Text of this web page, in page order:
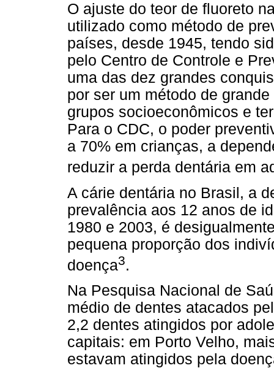
O ajuste do teor de fluoreto
utilizado como método de
países, desde 1945, tendo
pelo Centro de Controle e
uma das dez grandes
por ser um método de
grupos socioeconômicos e
Para o CDC, o poder
a 70% em crianças, a
reduzir a perda dentária em
A cárie dentária no Brasil, a
prevalência aos 12 anos de
1980 e 2003, é
pequena proporção dos
doença3.
Na Pesquisa Nacional de
médio de dentes atacados
2,2 dentes atingidos por
capitais: em Porto Velho,
estavam atingidos pela